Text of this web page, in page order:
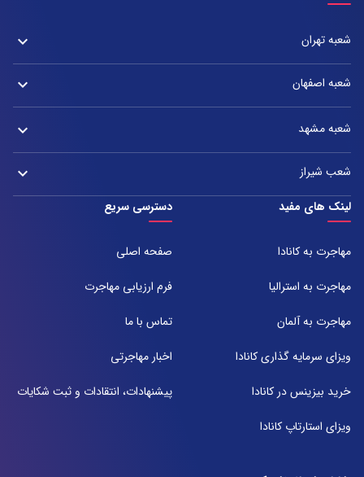
شعبه تهران keyboard_arrow_down
آدرس:
شعبه تهران : خیابان ولیعصر، بین چهار راه پسیان و زعفرانیه – پلاک 2880
تلفن:
021-37972000
شعبه اصفهان keyboard_arrow_down
دفتر اصفهان: میدان آزادی، خیابان سعادت آباد، هولدینگ پارس پندار نهاد
تلفن:
021-43000054
شعبه مشهد keyboard_arrow_down
مشهد، بلوار هفت تیر نبش هفت تیر ۸ برج اداری آرمیتاژ طبقه ۱۶ واحد ۱۶۰۵
تلفن:
051-31737000
شعب شیراز keyboard_arrow_down
شعبه 1
آدرس:
تلفن:
شعبه 2
تلفن:
لینک های مفید
مهاجرت به کانادا
مهاجرت به استرالیا
مهاجرت به آلمان
ویزای سرمایه گذاری کانادا
خرید بیزینس در کانادا
ویزای استارتاپ کانادا
دسترسی سریع
صفحه اصلی
فرم ارزیابی مهاجرت
تماس با ما
اخبار مهاجرتی
پیشنهادات، انتقادات و ثبت شکایات